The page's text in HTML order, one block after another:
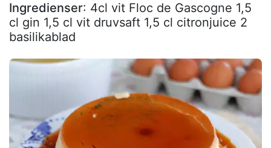
Ingredienser: 4cl vit Floc de Gascogne 1,5
cl gin 1,5 cl vit druvsaft 1,5 cl citronjuice 2
basilikablad